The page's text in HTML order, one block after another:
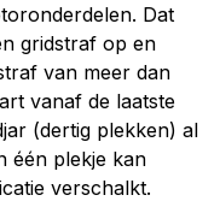
Dat
gridstraf op en
van meer dan
vanaf de laatste
(dertig plekken) al
één plekje kan
verschalkt.